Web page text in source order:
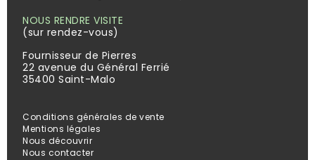
NOUS RENDRE VISITE
(sur rendez-vous)
Fournisseur de Pierres
22 avenue du Général Ferrié
35400 Saint-Malo
Conditions générales de vente
Mentions légales
Nous découvrir
Nous contacter